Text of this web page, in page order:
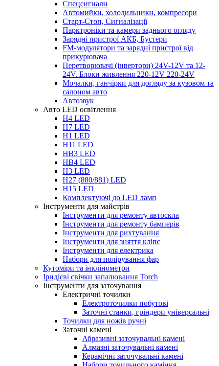
Спецсигнали
Автомийки, холодильники, компресори
Старт-Стоп, Сигналізації
Парктроніки та камери заднього огляду
Зарядні пристрої АКБ, Бустери
FM-модулятори та зарядні пристрої від
прикурювача
Перетворювачі (інвертори) 24V-12V та 12-
24V. Блоки живлення 220-12V 220-24V
Мочалки, ганчірки для догляду за кузовом та
салоном авто
Автозвук
Авто LED освітлення
H4 LED
H7 LED
H1 LED
H11 LED
HB3 LED
HB4 LED
H3 LED
H27 (880/881) LED
H15 LED
Комплектуючі до LED ламп
Інструменти для майстрів
Інструменти для ремонту автоскла
Інструменти для ремонту бамперів
Інструменти для рихтування
Інструменти для зняття кліпс
Інструменти для електрика
Набори для полірування фар
Кутоміри та інклінометри
Іридієві свічки запалювання Torch
Інструменти для заточування
Електричні точилки
Електроточилки побутові
Заточні станки, гріндери універсальні
Точилки для ножів ручні
Заточні камені
Абразивні заточувальні камені
Алмазні заточувальні камені
Керамічні заточувальні камені